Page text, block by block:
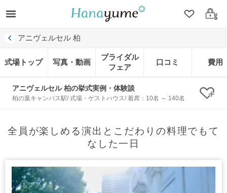
クリップ
ログ
アニヴェルセル 柏
式場トップ 写真・動画
ブライダル
フェア
口コミ 費用
アニヴェルセル 柏の挙式実例・体験談
柏の葉キャンパス駅/ 式場・ゲストハウス/ 着席：10名 ～ 140名 ク
全員が楽しめる演出とこだわりの料理でもて
なした一日